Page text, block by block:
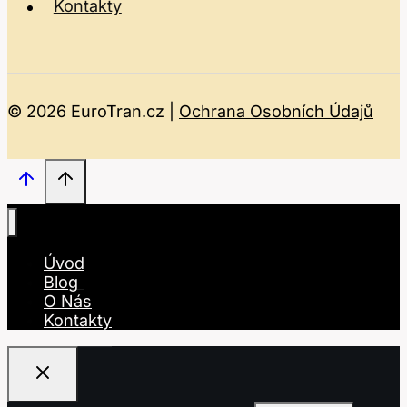
Kontakty
© 2026 EuroTran.cz | Ochrana Osobních Údajů
Úvod
Blog
O Nás
Kontakty